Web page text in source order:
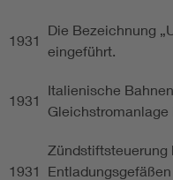
1931
Die Bezeichnung
eingeführt.
1931
Italienische
Gleichstromanlage
1931
Zündstiftsteuerung